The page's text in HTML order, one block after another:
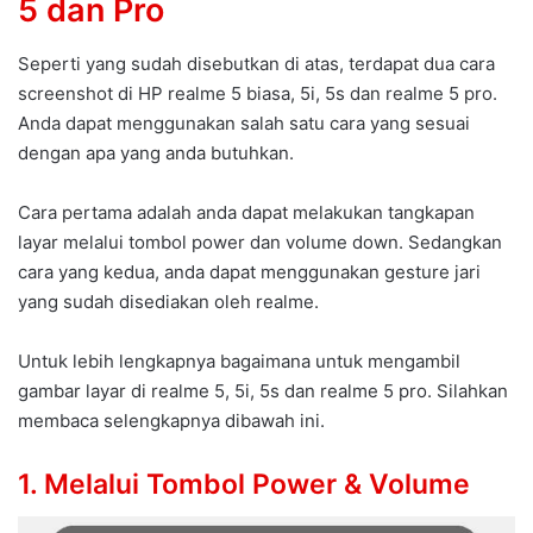
5 dan Pro
Seperti yang sudah disebutkan di atas, terdapat dua cara
screenshot di HP realme 5 biasa, 5i, 5s dan realme 5 pro.
Anda dapat menggunakan salah satu cara yang sesuai
dengan apa yang anda butuhkan.
Cara pertama adalah anda dapat melakukan tangkapan
layar melalui tombol power dan volume down. Sedangkan
cara yang kedua, anda dapat menggunakan gesture jari
yang sudah disediakan oleh realme.
Untuk lebih lengkapnya bagaimana untuk mengambil
gambar layar di realme 5, 5i, 5s dan realme 5 pro. Silahkan
membaca selengkapnya dibawah ini.
1. Melalui Tombol Power & Volume